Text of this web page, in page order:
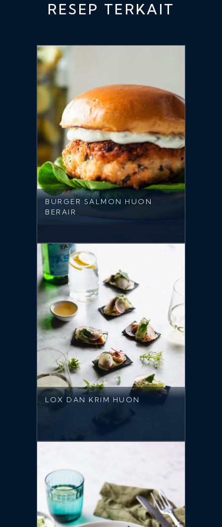
RESEP TERKAIT
BURGER SALMON HUON
BERAIR
LOX DAN KRIM HUON